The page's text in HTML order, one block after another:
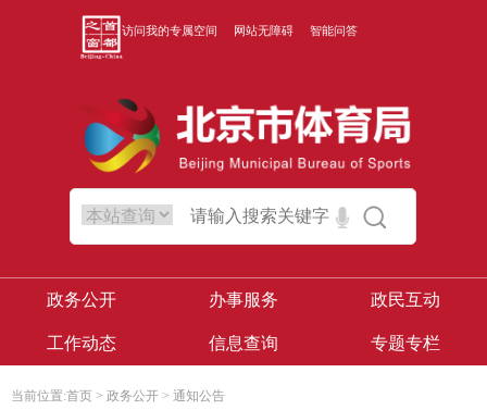
访问我的专属空间 网站无障碍 智能问答
政务公开 办事服务 政民互动
工作动态 信息查询 专题专栏
当前位置:首页 > 政务公开 > 通知公告